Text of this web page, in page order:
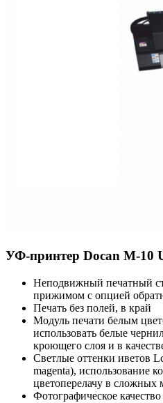
УФ-принтер Docan M-10
Неподвижный печатный
прижимом с опцией
Печать без полей, в край
Модуль печати белым
использовать белые
кроющего слоя и в
Светлые оттенки иветов
magenta), использование
цветоперелачу в сложных
Фотографическое